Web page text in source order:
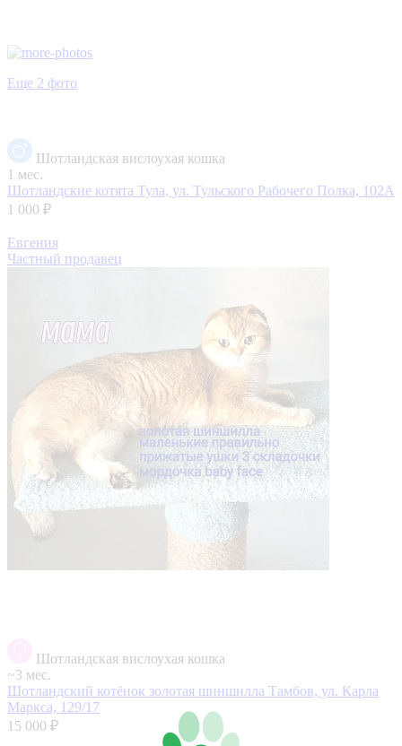
Еще 2 фото
Шотландская вислоухая кошка
1 мес.
Шотландские котята Тула, ул. Тульского Рабочего Полка, 102А
1 000 ₽
Евгения
Частный продавец
Шотландская вислоухая кошка
~3 мес.
Шотландский котёнок золотая шиншилла Тамбов, ул. Карла
Маркса, 129/17
15 000 ₽